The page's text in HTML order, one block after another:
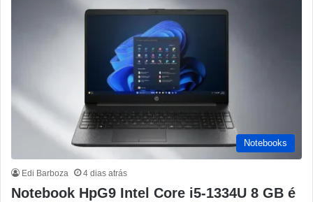
Notebooks
Edi Barboza 4 dias atrás
Notebook HpG9 Intel Core i5-1334U 8 GB é